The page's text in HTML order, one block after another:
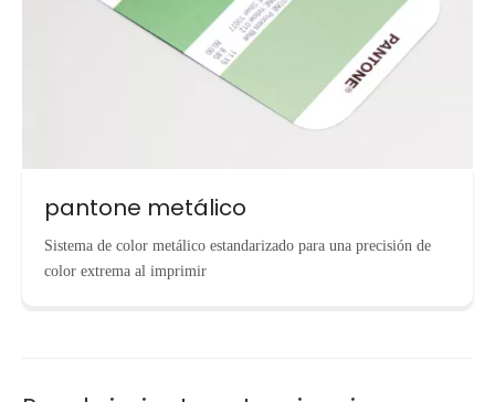
pantone metálico
Sistema de color metálico estandarizado para una precisión de
color extrema al imprimir